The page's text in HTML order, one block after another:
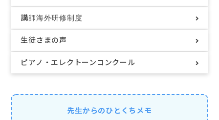
講師海外研修制度
生徒さまの声
ピアノ・ エレクトーンコンクール
先生からのひとくちメモ